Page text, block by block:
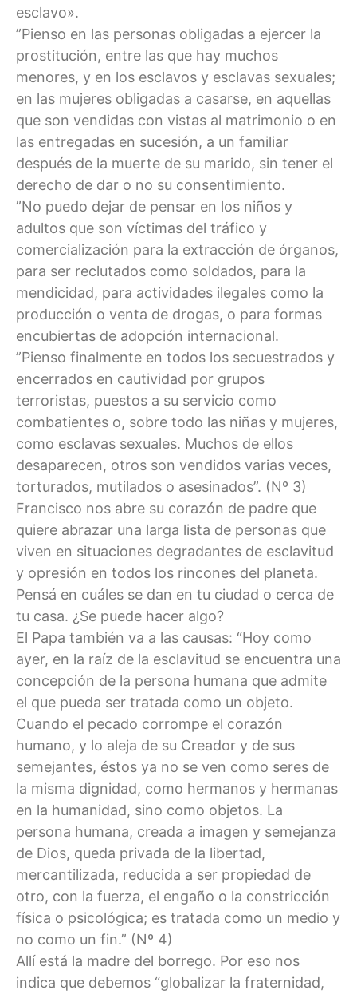
esclavo».
”Pienso en las personas obligadas a ejercer la
prostitución, entre las que hay muchos
menores, y en los esclavos y esclavas sexuales;
en las mujeres obligadas a casarse, en aquellas
que son vendidas con vistas al matrimonio o en
las entregadas en sucesión, a un familiar
después de la muerte de su marido, sin tener el
derecho de dar o no su consentimiento.
”No puedo dejar de pensar en los niños y
adultos que son víctimas del tráfico y
comercialización para la extracción de órganos,
para ser reclutados como soldados, para la
mendicidad, para actividades ilegales como la
producción o venta de drogas, o para formas
encubiertas de adopción internacional.
”Pienso finalmente en todos los secuestrados y
encerrados en cautividad por grupos
terroristas, puestos a su servicio como
combatientes o, sobre todo las niñas y mujeres,
como esclavas sexuales. Muchos de ellos
desaparecen, otros son vendidos varias veces,
torturados, mutilados o asesinados”. (Nº 3)
Francisco nos abre su corazón de padre que
quiere abrazar una larga lista de personas que
viven en situaciones degradantes de esclavitud
y opresión en todos los rincones del planeta.
Pensá en cuáles se dan en tu ciudad o cerca de
tu casa. ¿Se puede hacer algo?
El Papa también va a las causas: “Hoy como
ayer, en la raíz de la esclavitud se encuentra una
concepción de la persona humana que admite
el que pueda ser tratada como un objeto.
Cuando el pecado corrompe el corazón
humano, y lo aleja de su Creador y de sus
semejantes, éstos ya no se ven como seres de
la misma dignidad, como hermanos y hermanas
en la humanidad, sino como objetos. La
persona humana, creada a imagen y semejanza
de Dios, queda privada de la libertad,
mercantilizada, reducida a ser propiedad de
otro, con la fuerza, el engaño o la constricción
física o psicológica; es tratada como un medio y
no como un fin.” (Nº 4)
Allí está la madre del borrego. Por eso nos
indica que debemos “globalizar la fraternidad,